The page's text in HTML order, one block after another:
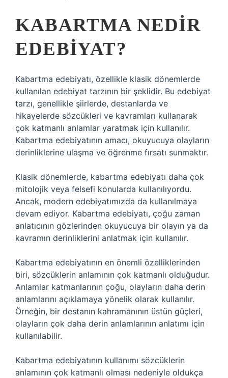
KABARTMA NEDIR
EDEBIYAT?
Kabartma edebiyatı, özellikle klasik dönemlerde
kullanılan edebiyat tarzının bir şeklidir. Bu edebiyat
tarzı, genellikle şiirlerde, destanlarda ve
hikayelerde sözcükleri ve kavramları kullanarak
çok katmanlı anlamlar yaratmak için kullanılır.
Kabartma edebiyatının amacı, okuyucuya olayların
derinliklerine ulaşma ve öğrenme fırsatı sunmaktır.
Klasik dönemlerde, kabartma edebiyatı daha çok
mitolojik veya felsefi konularda kullanılıyordu.
Ancak, modern edebiyatımızda da kullanılmaya
devam ediyor. Kabartma edebiyatı, çoğu zaman
anlatıcının gözlerinden okuyucuya bir olayın ya da
kavramın derinliklerini anlatmak için kullanılır.
Kabartma edebiyatının en önemli özelliklerinden
biri, sözcüklerin anlamının çok katmanlı olduğudur.
Anlamlar katmanlarının çoğu, olayların daha derin
anlamlarını açıklamaya yönelik olarak kullanılır.
Örneğin, bir destanın kahramanının üstün güçleri,
olayların çok daha derin anlamlarının anlatımı için
kullanılabilir.
Kabartma edebiyatının kullanımı sözcüklerin
anlamının çok katmanlı olması nedeniyle oldukça